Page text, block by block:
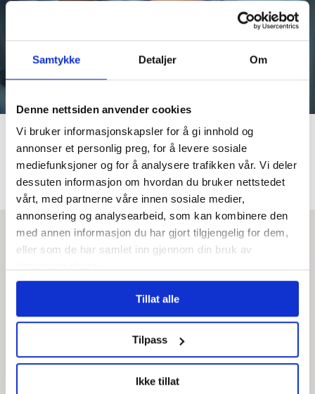
Samtykke Detaljer Om
Denne nettsiden anvender cookies
Vi bruker informasjonskapsler for å gi innhold og
annonser et personlig preg, for å levere sosiale
mediefunksjoner og for å analysere trafikken vår. Vi deler
dessuten informasjon om hvordan du bruker nettstedet
vårt, med partnerne våre innen sosiale medier,
annonsering og analysearbeid, som kan kombinere den
med annen informasjon du har gjort tilgjengelig for dem,
eller som de har samlet inn gjennom din bruk av
Tillat alle
Tilpass
Ikke tillat
FHI: Færre tilfeller av
prostata-, bryst- og
lungekreft i 2023
135 brannmenn løp for